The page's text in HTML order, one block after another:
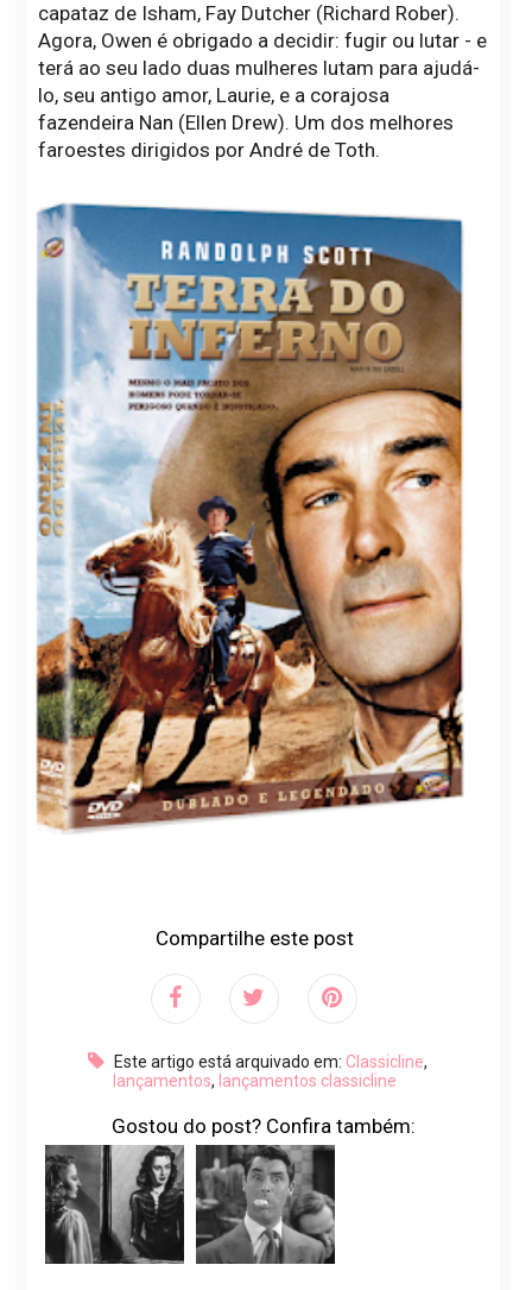
capataz de Isham, Fay Dutcher (Richard Rober).
Agora, Owen é obrigado a decidir: fugir ou lutar - e
terá ao seu lado duas mulheres lutam para ajudá-
lo, seu antigo amor, Laurie, e a corajosa
fazendeira Nan (Ellen Drew). Um dos melhores
faroestes dirigidos por André de Toth.
Compartilhe este post
Este artigo está arquivado em: Classicline,
lançamentos, lançamentos classicline
Gostou do post? Confira também: